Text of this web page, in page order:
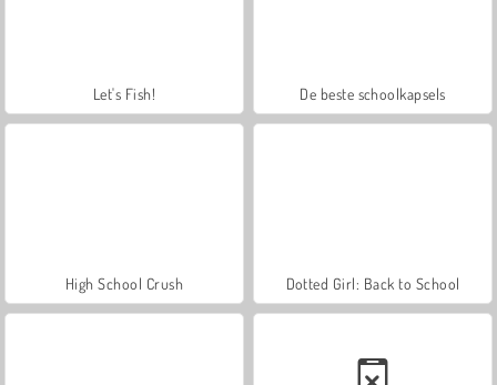
Let's Fish! De beste schoolkapsels
High School Crush Dotted Girl: Back to School